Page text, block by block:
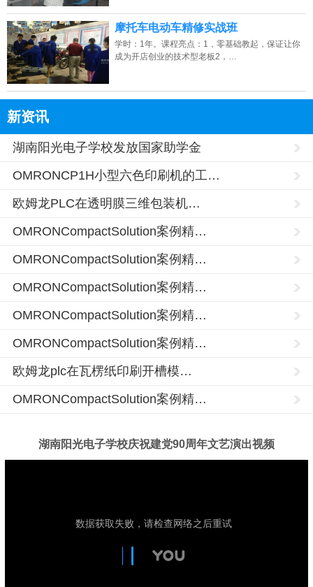
摩托车电动车精修实战班
学时：1年。课程亮点：1，零基础教起，保证让你
成为开店创业的技术型老板2，…
新资讯
湖南阳光电子学校发放国家助学金
OMRONCP1H小型六色印刷机的工…
欧姆龙PLC在透明膜三维包装机…
OMRONCompactSolution案例精…
OMRONCompactSolution案例精…
OMRONCompactSolution案例精…
OMRONCompactSolution案例精…
OMRONCompactSolution案例精…
欧姆龙plc在瓦楞纸印刷开槽模…
OMRONCompactSolution案例精…
湖南阳光电子学校庆祝建党90周年文艺演出视频